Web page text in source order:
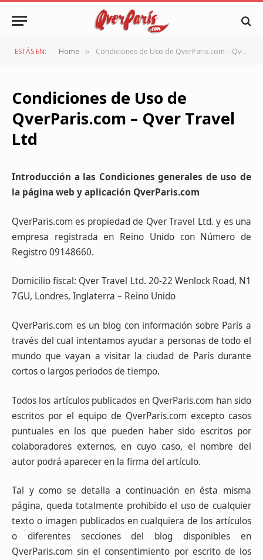
ESTÁS EN: Home » Condiciones de Uso de QverParis.com – Qver Travel Ltd
Condiciones de Uso de
QverParis.com – Qver Travel
Ltd
Introducción a las Condiciones generales de uso de
la página web y aplicación QverParis.com
QverParis.com es propiedad de Qver Travel Ltd. y es una
empresa registrada en Reino Unido con Número de
Registro 09148660.
Domicilio fiscal: Qver Travel Ltd. 20-22 Wenlock Road, N1
7GU, Londres, Inglaterra – Reino Unido
QverParis.com es un blog con información sobre París a
través del cual intentamos ayudar a personas de todo el
mundo que vayan a visitar la ciudad de París durante
cortos o largos periodos de tiempo.
Todos los artículos publicados en QverParis.com han sido
escritos por el equipo de QverParis.com excepto casos
puntuales en los que pueden haber sido escritos por
colaboradores externos, en cuyo caso, el nombre del
autor podrá aparecer en la firma del artículo.
Tal y como se detalla a continuación en ésta misma
página, queda totalmente prohibido el uso de cualquier
texto o imagen publicados en cualquiera de los artículos
o diferentes secciones del blog disponibles en
QverParis.com sin el consentimiento por escrito de los